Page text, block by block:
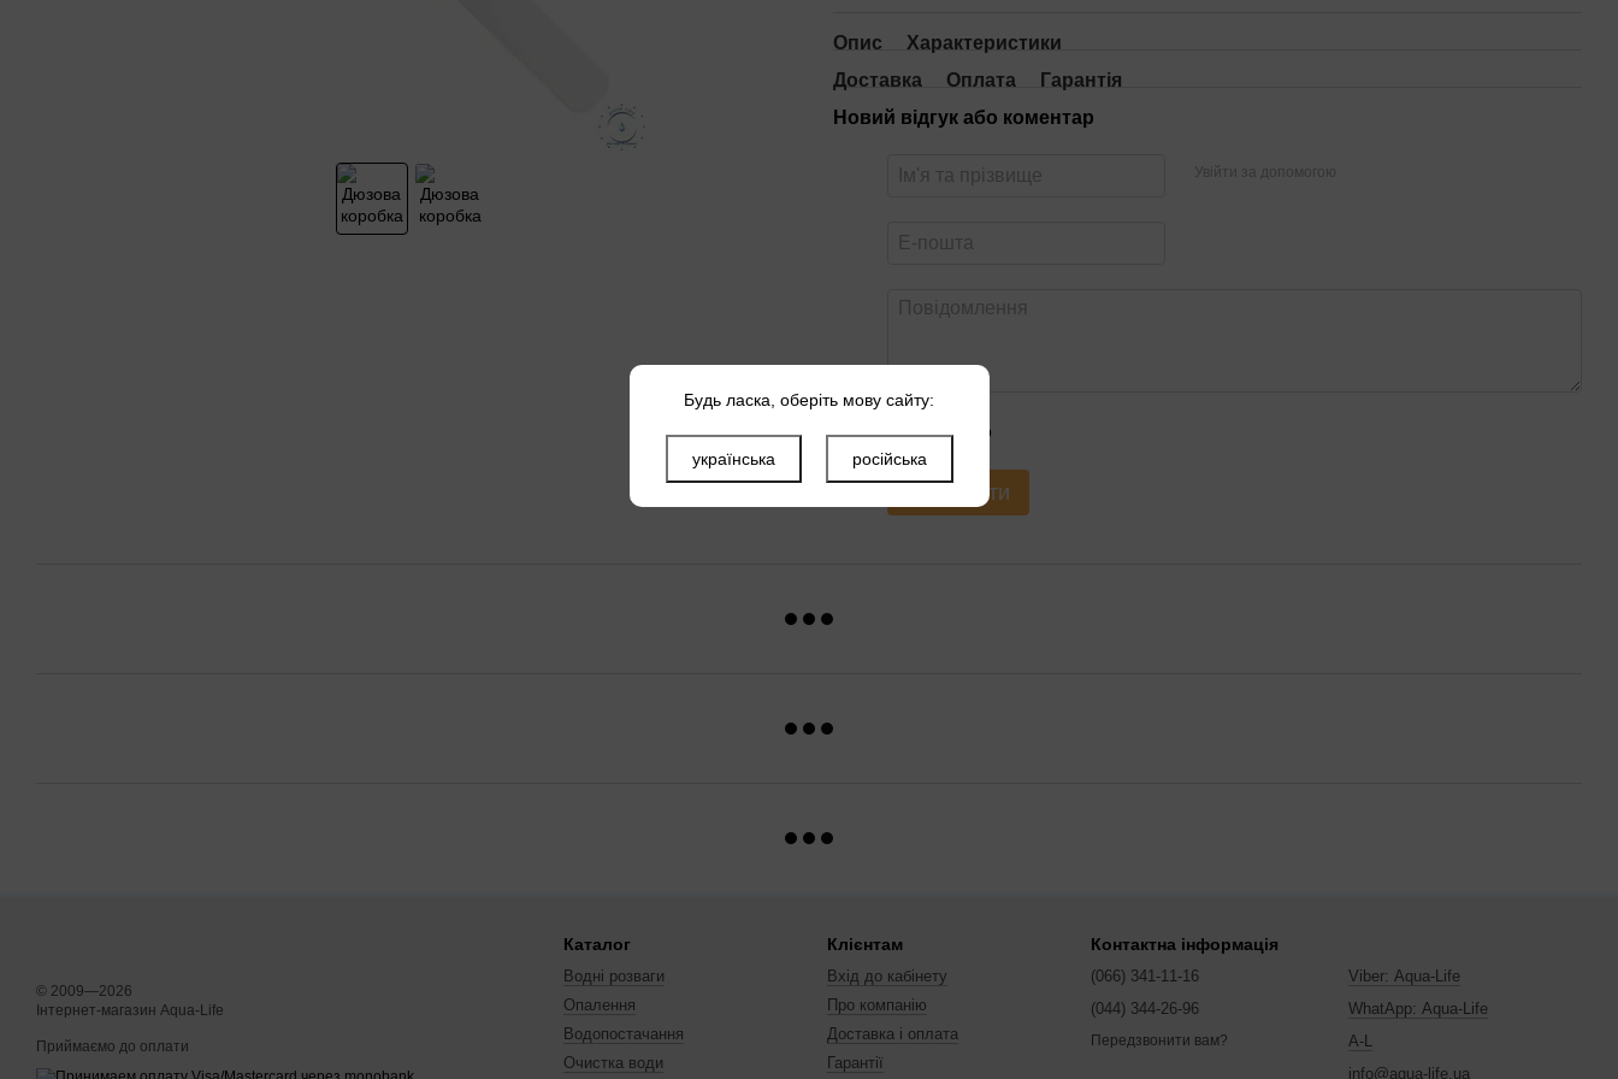
Опис
Характеристики
Доставка
Оплата
Гарантія
Новий відгук або коментар
Увійти за допомогою
Оцініть товар
Надіслати
© 2009—2026
Інтернет-магазин Aqua-Life
Приймаємо до оплати
Каталог
Водні розваги
Опалення
Водопостачання
Очистка води
Клієнтам
Вхід до кабінету
Про компанію
Доставка і оплата
Гарантії
Контактна інформація
(066) 341-11-16
(044) 344-26-96
Передзвонити вам?
Viber: Aqua-Life
WhatApp: Aqua-Life
A-L
info@aqua-life.ua
Будь ласка, оберіть мову сайту:
українська російська